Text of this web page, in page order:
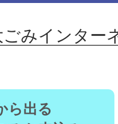
みインター
ら出る